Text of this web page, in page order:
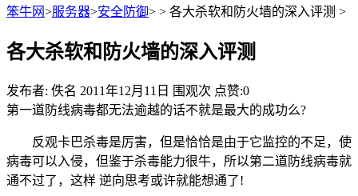
笨牛网>服务器>安全防御> > 各大杀软和防火墙的深入评测 >
各大杀软和防火墙的深入评测
发布者: 佚名 2011年12月11日 围观次 点赞:0
第一道防线病毒都无法逾越的话不就是最大的成功么?
反观卡巴杀毒是厉害，但是恰恰是由于它监控的不足，使
病毒可以入侵，但鉴于杀毒能力很牛，所以第二道防线病毒就
通不过了，这样 逆向思考或许就能想通了!